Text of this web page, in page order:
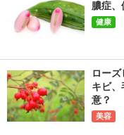
膿症、
健康
ロー
キビ
意？
美容